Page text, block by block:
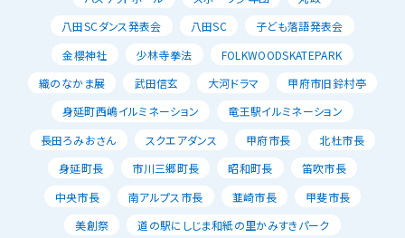
八田SCダンス発表会
八田SC
子ども落語発表会
金櫻神社
少林寺拳法
FOLKWOODSKATEPARK
織のなかま展
武田信玄 大河ドラマ
甲府市旧鈴村亭
身延町西嶋イルミネーション
竜王駅イルミネーション
長田ろみおさん
スクエアダンス 甲府市長
北杜市長
身延町長
市川三郷町長 昭和町長
笛吹市長
中央市長
南アルプス市長 韮崎市長
甲斐市長
美創祭
道の駅にしじま和紙の里かみすきパーク